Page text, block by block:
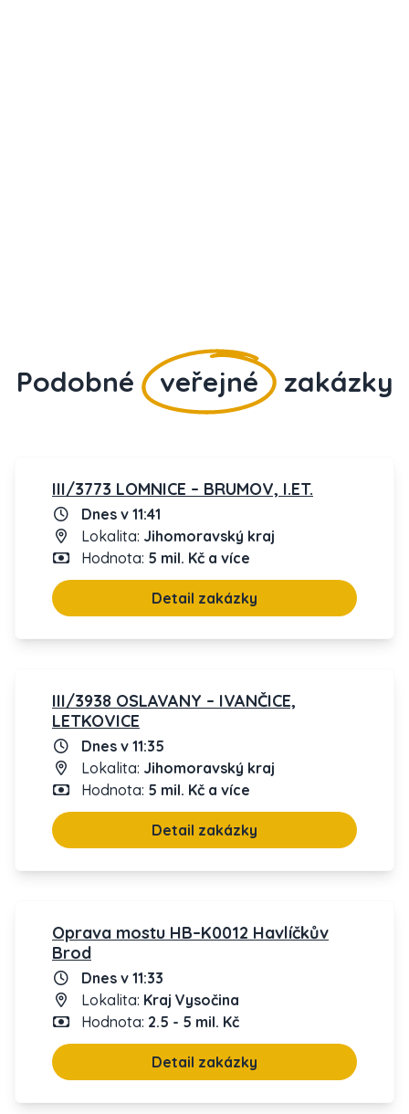
Podobné veřejné zakázky
III/3773 LOMNICE – BRUMOV, I.ET.
Dnes v 11:41
Lokalita: Jihomoravský kraj
Hodnota: 5 mil. Kč a více
Detail zakázky
III/3938 OSLAVANY – IVANČICE,
LETKOVICE
Dnes v 11:35
Lokalita: Jihomoravský kraj
Hodnota: 5 mil. Kč a více
Detail zakázky
Oprava mostu HB–K0012 Havlíčkův
Brod
Dnes v 11:33
Lokalita: Kraj Vysočina
Hodnota: 2.5 - 5 mil. Kč
Detail zakázky